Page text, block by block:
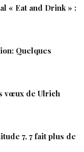
« Eat and Drink » :
Quelques
vœux de Ulrich
7, 7 fait plus de